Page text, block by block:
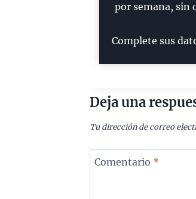
por semana, sin
Complete sus
Deja una
Tu dirección de correo
Comentario *